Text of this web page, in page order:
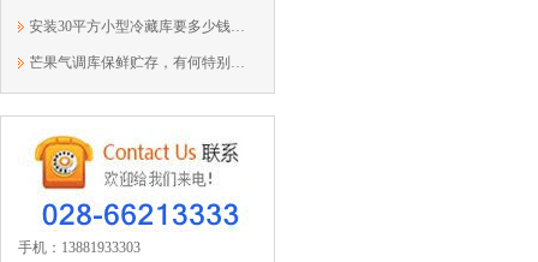
安装30平方小型冷藏库要多少钱？13881933303
芒果气调库保鲜贮存，有何特别之处？
手机：13881933303